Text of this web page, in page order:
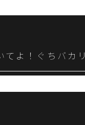
てよ！ぐちバカリ